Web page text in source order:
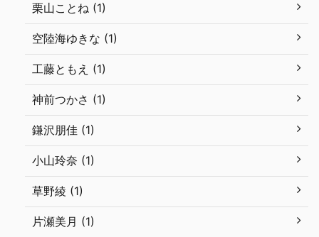
栗山ことね (1)
空陸海ゆきな (1)
工藤ともえ (1)
神前つかさ (1)
鎌沢朋佳 (1)
小山玲奈 (1)
草野綾 (1)
片瀬美月 (1)